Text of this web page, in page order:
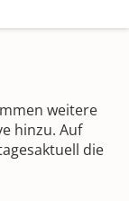
weitere
hinzu. Auf
die